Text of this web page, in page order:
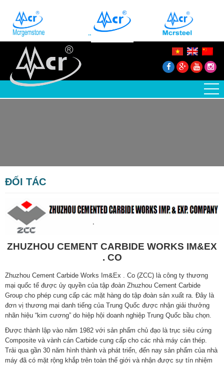
ĐỐI TÁC
ZHUZHOU CEMENT CARBIDE WORKS IM&EX
. CO
Zhuzhou Cement Carbide Works Im&Ex . Co (ZCC) là công ty thương
mại quốc tế được ủy quyền của tập đoàn Zhuzhou Cement Carbide
Group cho phép cung cấp các mặt hàng do tập đoàn sản xuất ra. Đây là
đơn vị thương mại danh tiếng của Trung Quốc được nhận giải thưởng
nhãn hiệu “kim cương” do hiệp hội doanh nghiệp Trung Quốc bầu chọn.
Được thành lập vào năm 1982 với sản phẩm chủ đạo là trục siêu cứng
Composite và vành cán Carbide cung cấp cho các nhà máy cán thép.
Trải qua gần 30 năm hình thành và phát triển, đến nay sản phẩm của nhà
máy đã có mặt rộng khắp trên toàn thế giới và nhận được sự tín nhiệm